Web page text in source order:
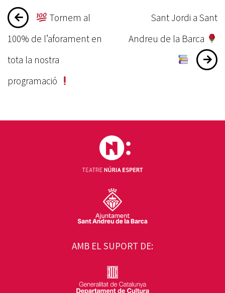
Navegació
d'entrades
Tornem al
100% de l’aforament en
tota la nostra
programació
Sant Jordi a Sant
Andreu de la Barca
AMB EL SUPORT DE: